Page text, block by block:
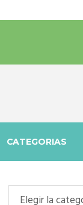
CATEGORIAS
Categorias